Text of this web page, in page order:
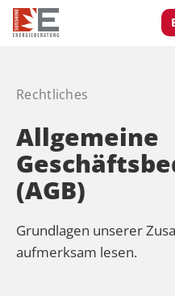
Rechtliches
Allgemeine
(AGB)
Grundlagen unserer
aufmerksam lesen.